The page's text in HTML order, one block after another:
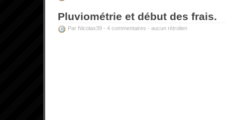
Pluviométrie et début des frais.
Par Nicolas39 - 4 commentaires - aucun rétrolien